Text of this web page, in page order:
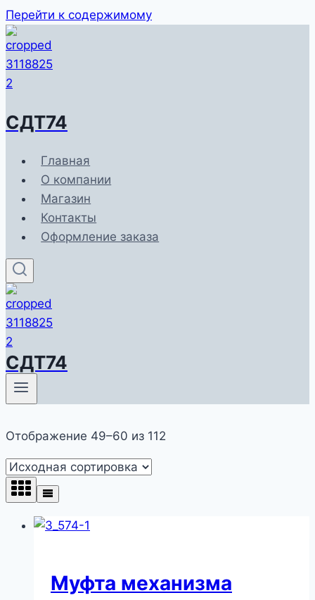
Перейти к содержимому
СДТ74
Главная
О компании
Магазин
Контакты
Оформление заказа
СДТ74
Отображение 49–60 из 112
Муфта механизма